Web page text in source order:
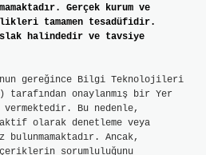
Gerçek kurum ve
tamamen tesadüfidir.
halindedir ve tavsiye
gereğince Bilgi Teknolojileri
tarafından onaylanmış bir Yer
Bu nedenle,
olarak denetleme veya
bulunmamaktadır. Ancak,
sorumluluğunu